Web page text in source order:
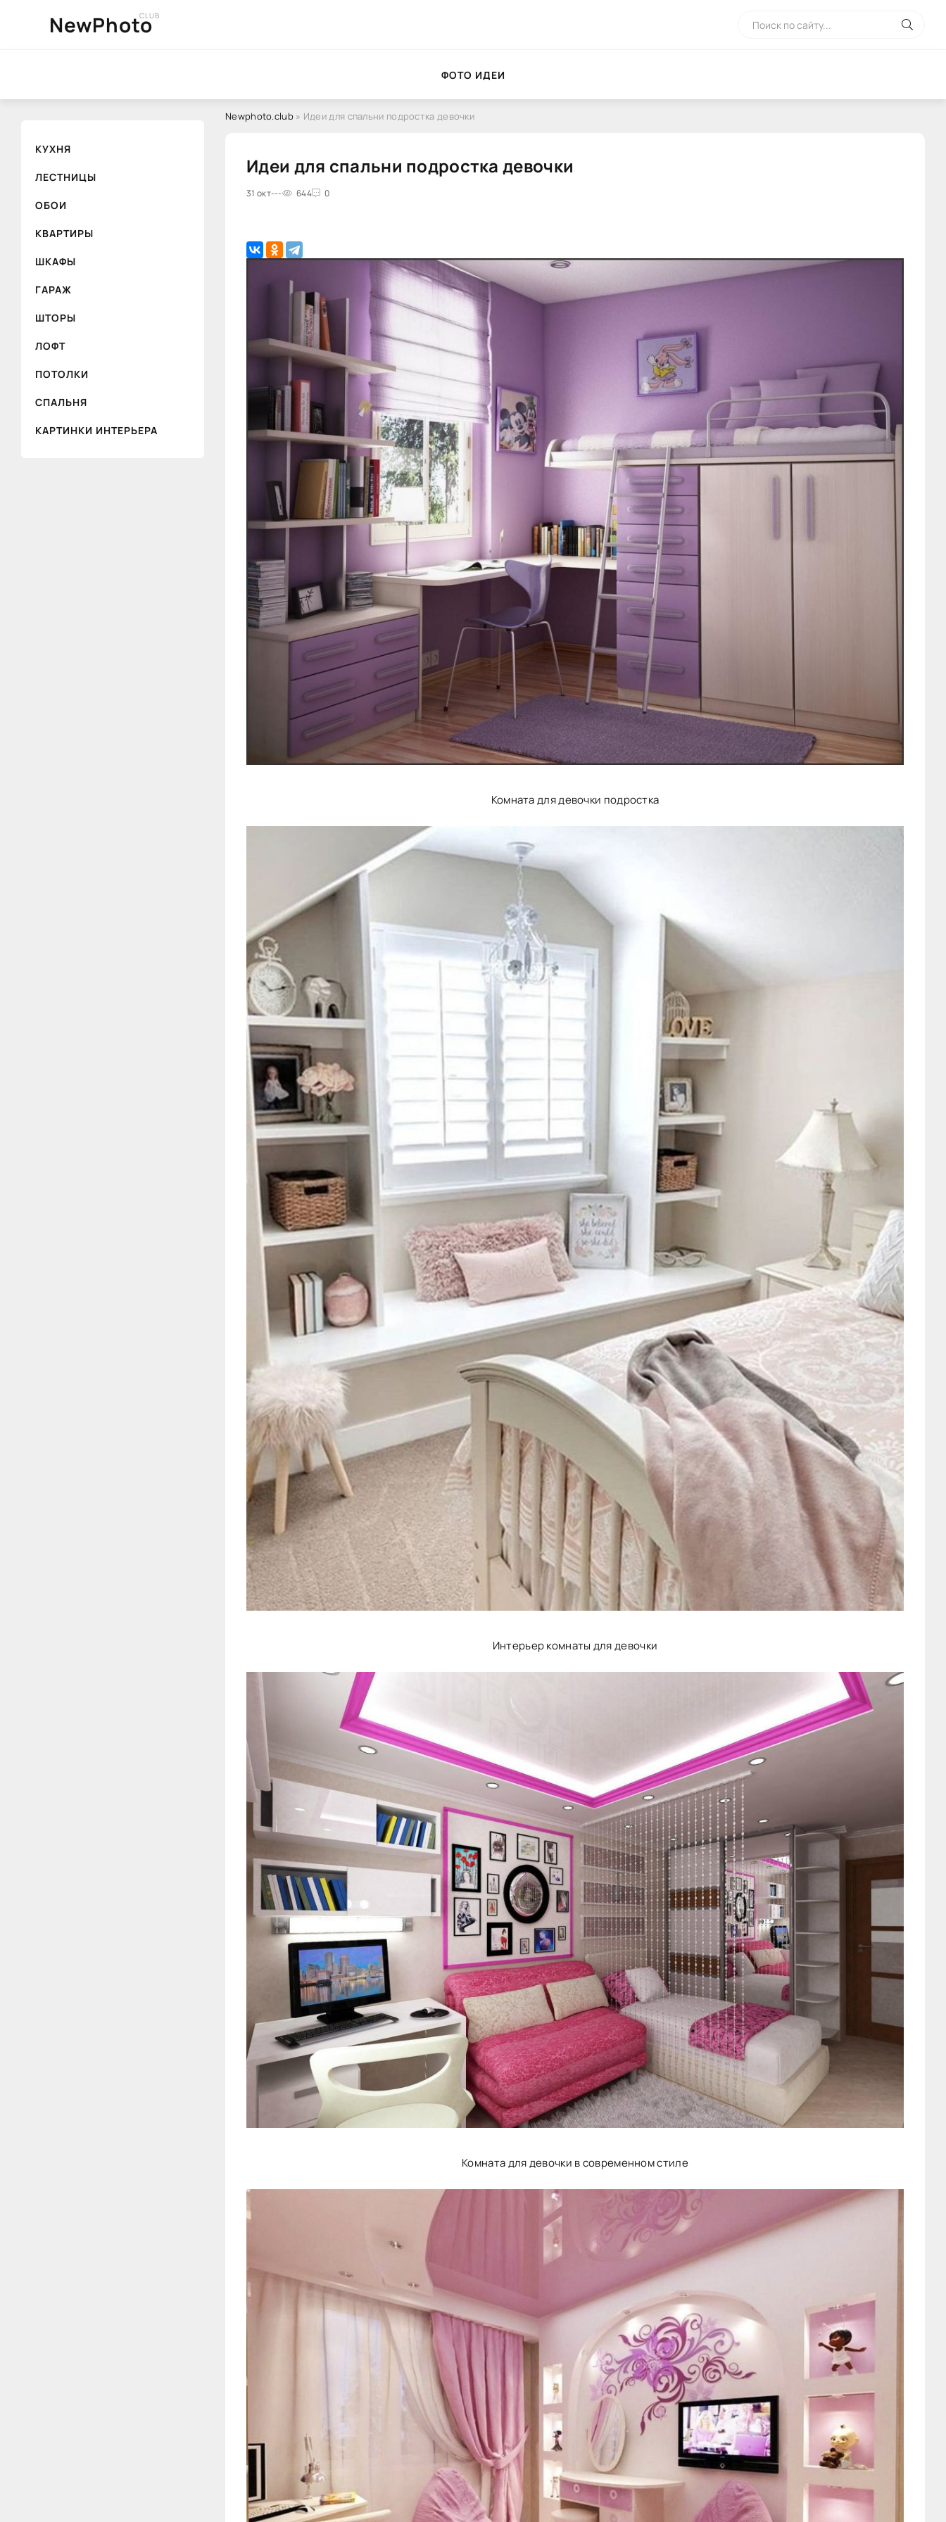
NewPhoto
CLUB
ФОТО ИДЕИ
КУХНЯ
ЛЕСТНИЦЫ
ОБОИ
КВАРТИРЫ
ШКАФЫ
ГАРАЖ
ШТОРЫ
ЛОФТ
ПОТОЛКИ
СПАЛЬНЯ
КАРТИНКИ ИНТЕРЬЕРА
Newphoto.club» Идеи для спальни подростка девочки
Идеи для спальни подростка девочки
31 окт--- 644 0
Комната для девочки подростка
Интерьер комнаты для девочки
Комната для девочки в современном стиле